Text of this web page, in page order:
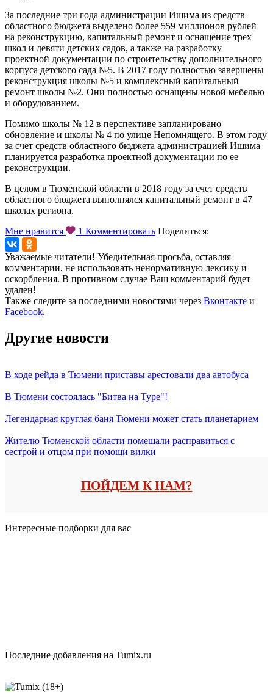
За последние три года администрации Ишима из средств
областного бюджета выделено более 559 миллионов рублей
на реконструкцию, капитальный ремонт и оснащение трех
школ и девяти детских садов, а также на разработку
проектной документации по строительству дополнительного
корпуса детского сада №5. В 2017 году полностью завершены
реконструкция школы №5 и комплексный капитальный
ремонт школы №2. Они полностью оснащены новой мебелью
и оборудованием.
Помимо школы № 12 в перспективе запланировано
обновление и школы № 4 по улице Непомнящего. В этом году
за счет средств областного бюджета администрацией Ишима
планируется разработка проектной документации по ее
реконструкции.
В целом в Тюменской области в 2018 году за счет средств
областного бюджета выполнялся капитальный ремонт в 47
школах региона.
Мне нравится
1 Комментировать Поделиться:
Уважаемые читатели! Убедительная просьба, оставляя
комментарии, не использовать ненормативную лексику и
оскорбления. В противном случае Ваш комментарий будет
удален!
Также следите за последними новостями через Вконтакте и
Facebook.
Другие новости
В ходе рейда в Тюмени приставы арестовали два автобуса
В Тюмени состоялась "Битва на Туре"!
Легендарная круглая баня Тюмени может стать планетарием
Жителю Тюменской области помешали расправиться с
сестрой и отцом при помощи вилки
ПОЙДЕМ К НАМ?
Интересные подборки для вас
Последние добавления на Tumix.ru